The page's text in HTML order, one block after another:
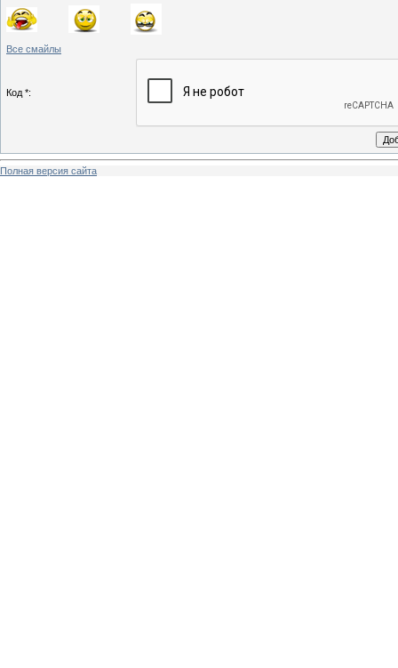
Все смайлы
Код *:
Полная версия сайта